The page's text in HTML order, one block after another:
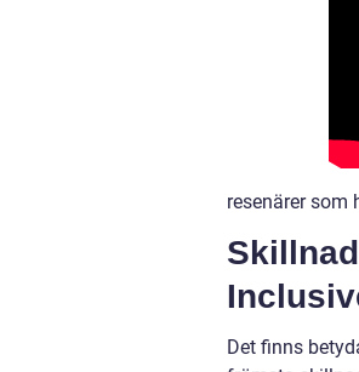
resenärer som
Det finns